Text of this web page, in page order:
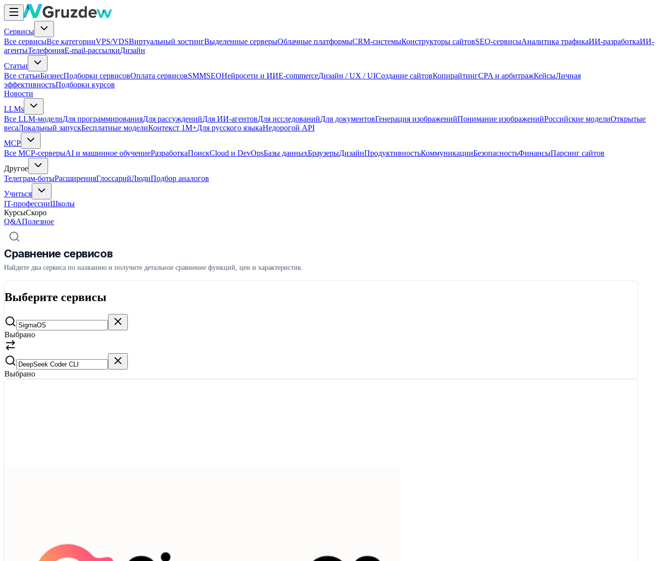
Сервисы
Все сервисыВсе категорииVPS/VDSВиртуальный хостингВыделенные серверыОблачные платформыCRM-системыКонструкторы сайтовSEO-сервисыАналитика трафикаИИ-разработкаИИ-
агентыТелефонияE-mail-рассылкиДизайн
Статьи
Все статьиБизнесПодборки сервисовОплата сервисовSMMSEOНейросети и ИИE-commerceДизайн / UX / UIСоздание сайтовКопирайтингCPA и арбитражКейсыЛичная
эффективностьПодборки курсов
Новости
LLMs
Все LLM-моделиДля программированияДля рассужденийДля ИИ-агентовДля исследованийДля документовГенерация изображенийПонимание изображенийРоссийские моделиОткрытые
весаЛокальный запускБесплатные моделиКонтекст 1M+Для русского языкаНедорогой API
MCP
Все MCP-серверыAI и машинное обучениеРазработкаПоискCloud и DevOpsБазы данныхБраузерыДизайнПродуктивностьКоммуникацииБезопасностьФинансыПарсинг сайтов
Другое
Телеграм-ботыРасширенияГлоссарийЛюдиПодбор аналогов
Учиться
IT-профессииШколы
КурсыСкоро
Q&AПолезное
Сравнение сервисов
Найдите два сервиса по названию и получите детальное сравнение функций, цен и характеристик.
Выберите сервисы
Выбрано
Выбрано